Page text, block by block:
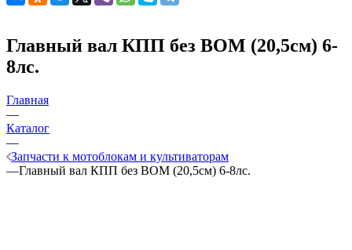
Главный вал КПП без ВОМ (20,5см) 6-
8лс.
Главная
—
Каталог
—
Запчасти к мотоблокам и культиваторам
—Главный вал КПП без ВОМ (20,5см) 6-8лс.